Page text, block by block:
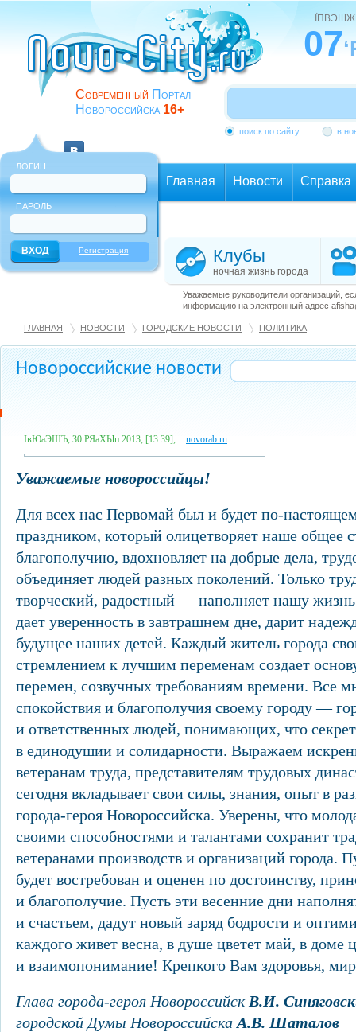
Современный Портал
Новороссийска 16+
07
поиск по сайту в
ЛОГИН
ПАРОЛЬ
Регистрация
Главная Новости Справка
Клубы
ночная жизнь города
Уважаемые руководители организаций,
информацию на электронный адрес
ГЛАВНАЯ НОВОСТИ ГОРОДСКИЕ НОВОСТИ ПОЛИТИКА
Новороссийские новости
ІвЮаЭШЪ, 30 РЯаХЫп 2013, [13:39], novorab.ru
Уважаемые новороссийцы!
Для всех нас Первомай был и будет по-
праздником, который олицетворяет наше общее
благополучию, вдохновляет на добрые дела,
объединяет людей разных поколений. Только
творческий, радостный — наполняет нашу
дает уверенность в завтрашнем дне, дарит
будущее наших детей. Каждый житель города
стремлением к лучшим переменам создает
перемен, созвучных требованиям времени. Все
спокойствия и благополучия своему городу —
и ответственных людей, понимающих, что секрет
в единодушии и солидарности. Выражаем
ветеранам труда, представителям трудовых
сегодня вкладывает свои силы, знания, опыт в
города-героя Новороссийска. Уверены, что
своими способностями и талантами сохранит
ветеранами производств и организаций города.
будет востребован и оценен по достоинству,
и благополучие. Пусть эти весенние дни
и счастьем, дадут новый заряд бодрости и
каждого живет весна, в душе цветет май, в доме
и взаимопонимание! Крепкого Вам здоровья,
Глава города-героя Новороссийск В.И.
городской Думы Новороссийска А.В. Шаталов